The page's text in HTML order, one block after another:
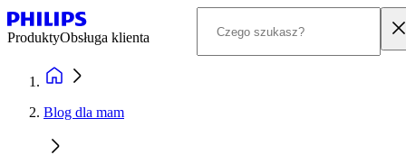
ProduktyObsługa klienta
Blog dla mam